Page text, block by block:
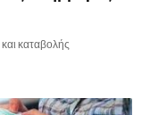
καταβολής